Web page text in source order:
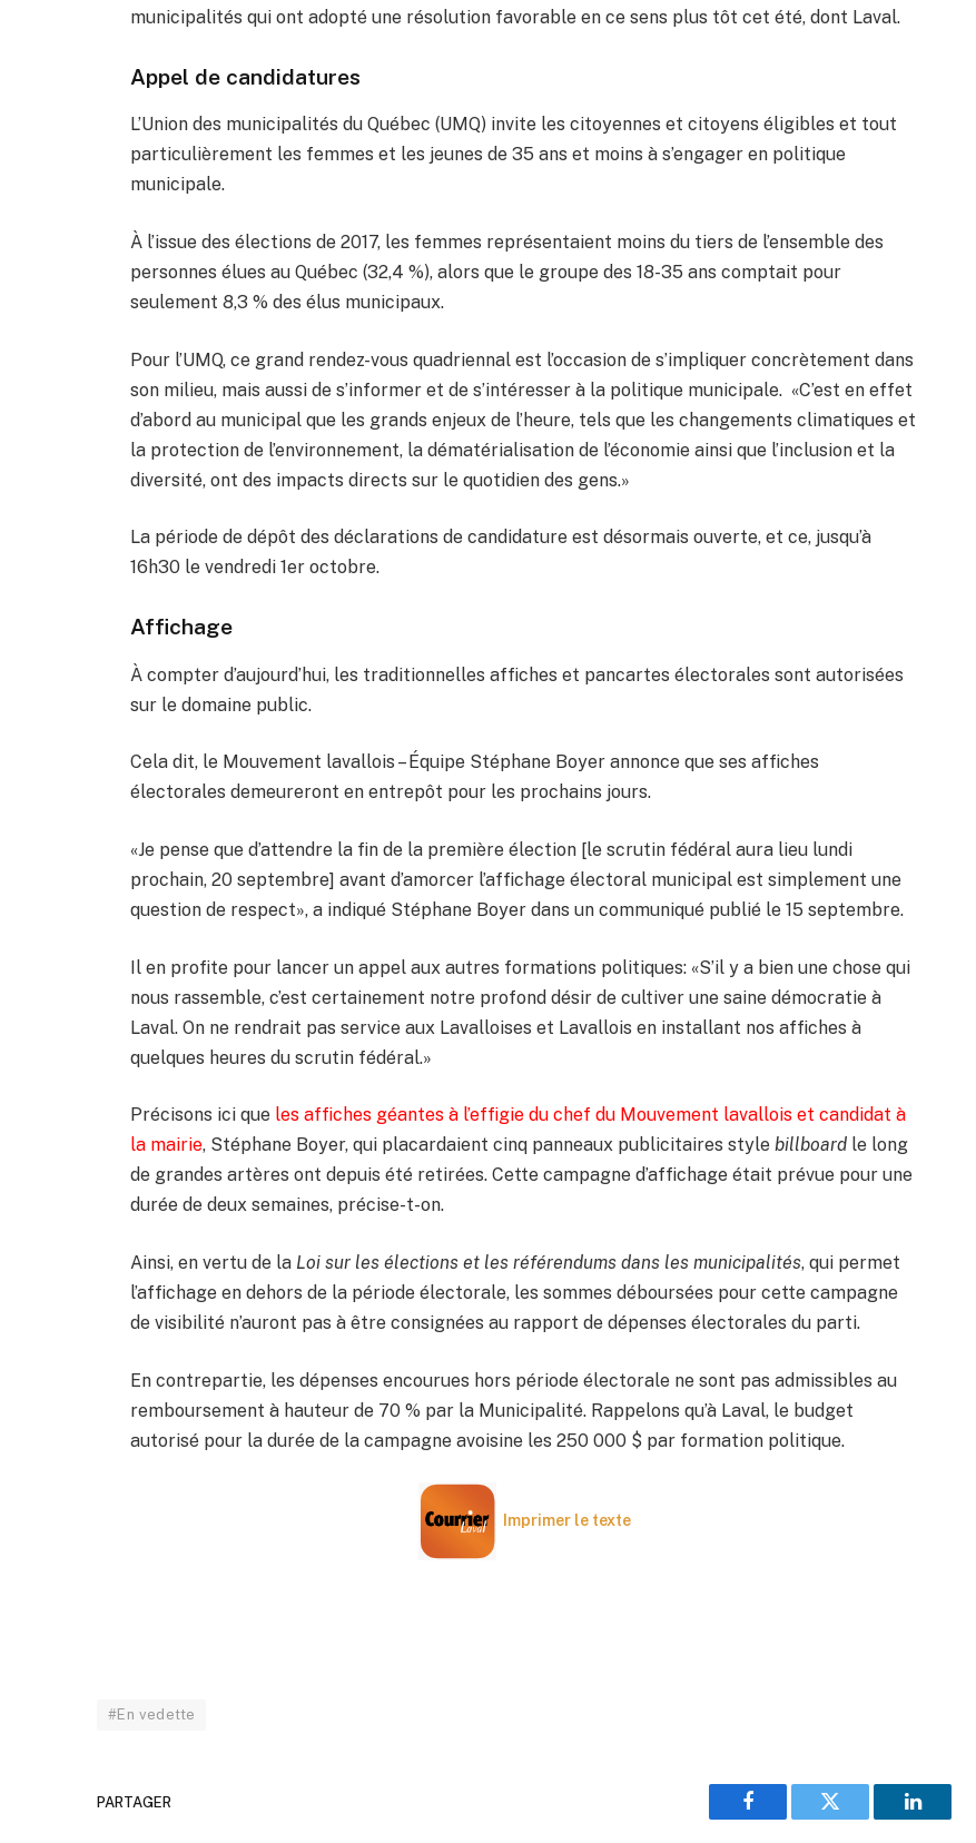
municipalités qui ont adopté une résolution favorable en ce sens plus tôt cet été, dont Laval.
Appel de candidatures
L’Union des municipalités du Québec (UMQ) invite les citoyennes et citoyens éligibles et tout
particulièrement les femmes et les jeunes de 35 ans et moins à s’engager en politique
municipale.
À l’issue des élections de 2017, les femmes représentaient moins du tiers de l’ensemble des
personnes élues au Québec (32,4 %), alors que le groupe des 18-35 ans comptait pour
seulement 8,3 % des élus municipaux.
Pour l’UMQ, ce grand rendez-vous quadriennal est l’occasion de s’impliquer concrètement dans
son milieu, mais aussi de s’informer et de s’intéresser à la politique municipale. «C’est en effet
d’abord au municipal que les grands enjeux de l’heure, tels que les changements climatiques et
la protection de l’environnement, la dématérialisation de l’économie ainsi que l’inclusion et la
diversité, ont des impacts directs sur le quotidien des gens.»
La période de dépôt des déclarations de candidature est désormais ouverte, et ce, jusqu’à
16h30 le vendredi 1er octobre.
Affichage
À compter d’aujourd’hui, les traditionnelles affiches et pancartes électorales sont autorisées
sur le domaine public.
Cela dit, le Mouvement lavallois – Équipe Stéphane Boyer annonce que ses affiches
électorales demeureront en entrepôt pour les prochains jours.
«Je pense que d’attendre la fin de la première élection [le scrutin fédéral aura lieu lundi
prochain, 20 septembre] avant d’amorcer l’affichage électoral municipal est simplement une
question de respect», a indiqué Stéphane Boyer dans un communiqué publié le 15 septembre.
Il en profite pour lancer un appel aux autres formations politiques: «S’il y a bien une chose qui
nous rassemble, c’est certainement notre profond désir de cultiver une saine démocratie à
Laval. On ne rendrait pas service aux Lavalloises et Lavallois en installant nos affiches à
quelques heures du scrutin fédéral.»
Précisons ici que les affiches géantes à l’effigie du chef du Mouvement lavallois et candidat à
la mairie, Stéphane Boyer, qui placardaient cinq panneaux publicitaires stylebillboard le long
de grandes artères ont depuis été retirées. Cette campagne d’affichage était prévue pour une
durée de deux semaines, précise-t-on.
Ainsi, en vertu de la Loi sur les élections et les référendums dans les municipalités, qui permet
l’affichage en dehors de la période électorale, les sommes déboursées pour cette campagne
de visibilité n’auront pas à être consignées au rapport de dépenses électorales du parti.
En contrepartie, les dépenses encourues hors période électorale ne sont pas admissibles au
remboursement à hauteur de 70 % par la Municipalité. Rappelons qu’à Laval, le budget
autorisé pour la durée de la campagne avoisine les 250 000 $ par formation politique.
Imprimer le texte
#En vedette
PARTAGER
Facebook Twitter LinkedIn